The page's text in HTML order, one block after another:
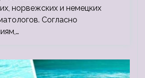
норвежских и немецких
Согласно